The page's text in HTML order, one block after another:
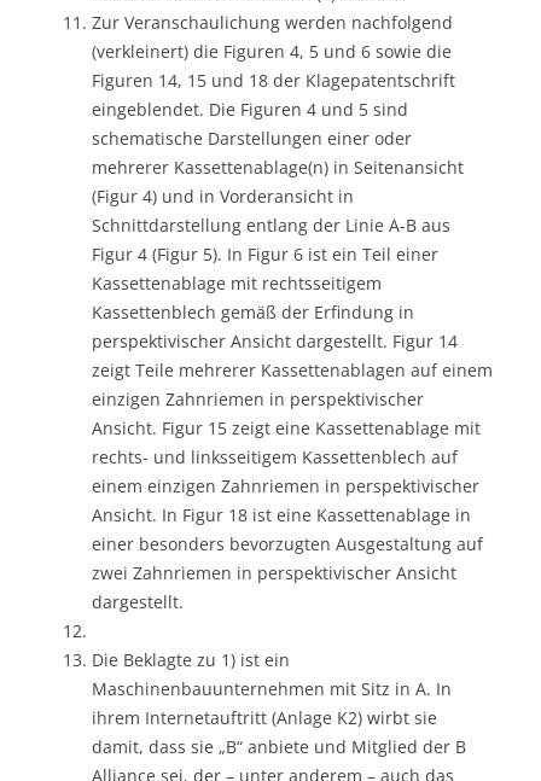
Zur Veranschaulichung werden nachfolgend
(verkleinert) die Figuren 4, 5 und 6 sowie die
Figuren 14, 15 und 18 der Klagepatentschrift
eingeblendet. Die Figuren 4 und 5 sind
schematische Darstellungen einer oder
mehrerer Kassettenablage(n) in Seitenansicht
(Figur 4) und in Vorderansicht in
Schnittdarstellung entlang der Linie A-B aus
Figur 4 (Figur 5). In Figur 6 ist ein Teil einer
Kassettenablage mit rechtsseitigem
Kassettenblech gemäß der Erfindung in
perspektivischer Ansicht dargestellt. Figur 14
zeigt Teile mehrerer Kassettenablagen auf einem
einzigen Zahnriemen in perspektivischer
Ansicht. Figur 15 zeigt eine Kassettenablage mit
rechts- und linksseitigem Kassettenblech auf
einem einzigen Zahnriemen in perspektivischer
Ansicht. In Figur 18 ist eine Kassettenablage in
einer besonders bevorzugten Ausgestaltung auf
zwei Zahnriemen in perspektivischer Ansicht
dargestellt.
Die Beklagte zu 1) ist ein
Maschinenbauunternehmen mit Sitz in A. In
ihrem Internetauftritt (Anlage K2) wirbt sie
damit, dass sie „B“ anbiete und Mitglied der B
Alliance sei, der – unter anderem – auch das